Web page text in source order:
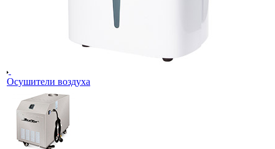
Осушители воздуха